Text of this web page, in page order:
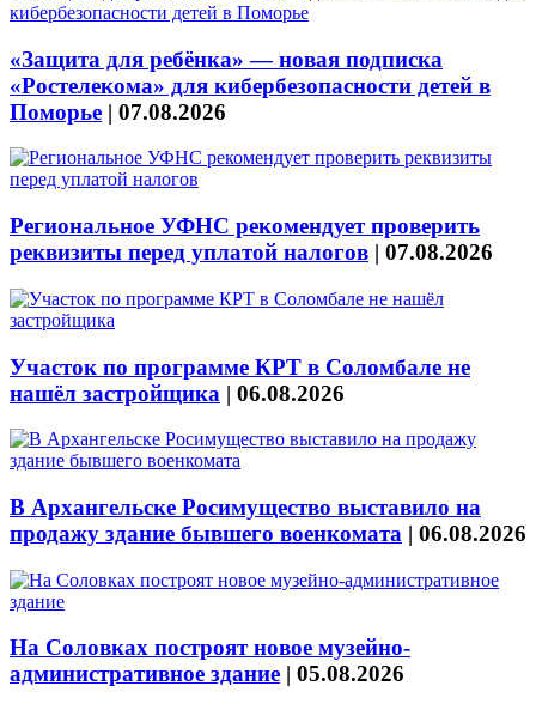
«Защита для ребёнка» — новая подписка
«Ростелекома» для кибербезопасности детей в
Поморье | 07.08.2026
Региональное УФНС рекомендует проверить
реквизиты перед уплатой налогов | 07.08.2026
Участок по программе КРТ в Соломбале не
нашёл застройщика | 06.08.2026
В Архангельске Росимущество выставило на
продажу здание бывшего военкомата | 06.08.2026
На Соловках построят новое музейно-
административное здание | 05.08.2026